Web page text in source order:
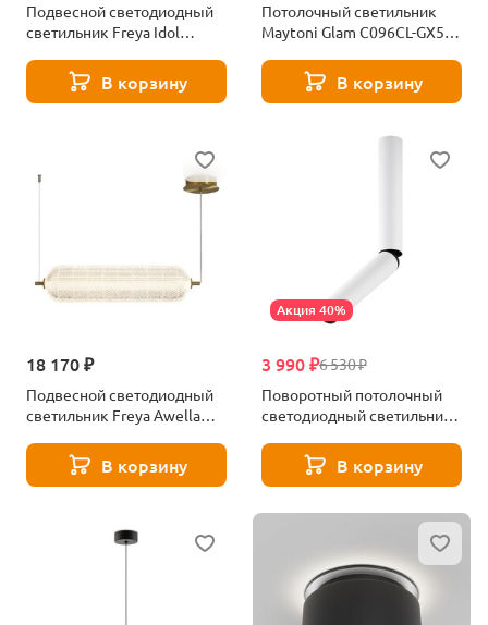
Подвесной светодиодный
светильник Freya Idol
В корзину
Потолочный светильник
Maytoni Glam C096CL-GX53-
В корзину
18 170 ₽
Подвесной светодиодный
светильник Freya Awella
В корзину
Акция 40%
6 530 ₽
3 990 ₽
Поворотный потолочный
светодиодный светильник
6W4K-W
В корзину